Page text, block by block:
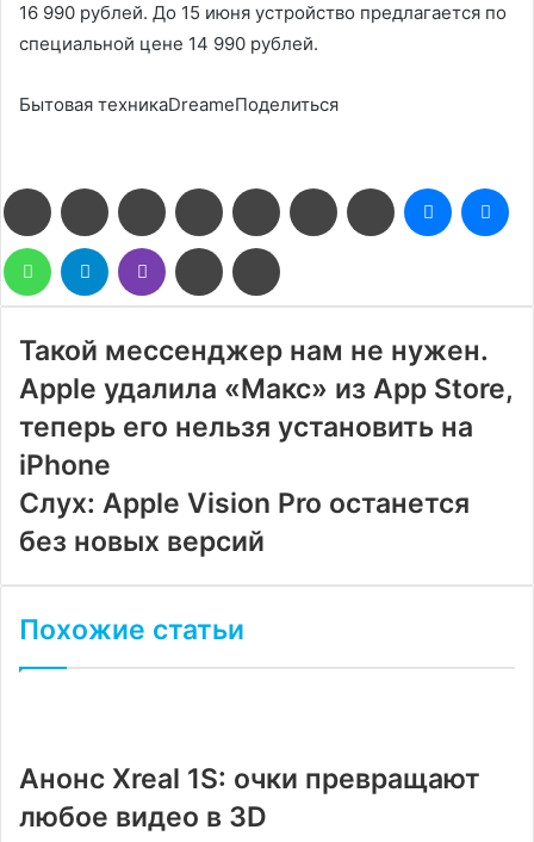
16 990 рублей. До 15 июня устройство предлагается по
специальной цене 14 990 рублей.
Бытовая техникаDreameПоделиться
FacebookTwitter LinkedIn Pinterest Reddit ВконтактеОдноклассники
Messenger
WhatsAppTelegram Viber
Поделиться
через
электронную
Такой мессенджер нам не нужен.
Apple удалила «Макс» из App Store,
теперь его нельзя установить на
iPhone
Слух: Apple Vision Pro останется
без новых версий
Похожие статьи
Анонс Xreal 1S: очки превращают
любое видео в 3D